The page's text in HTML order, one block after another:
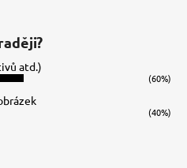
atd.)
(60%)
(40%)